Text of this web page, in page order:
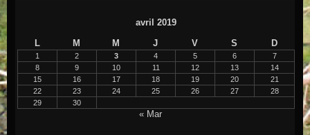
avril 2019
L
M M J V S D
1 2 3 4 5 6
7
8
9 10 11 12 13
14
15
16 17 18 19 20
21
22
23 24 25 26 27
28
29
30
« Mar